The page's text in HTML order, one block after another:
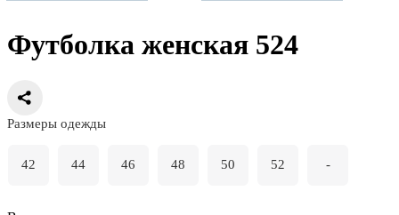
Футболка женская 524
Размеры одежды
42 44 46 48 50 52 -